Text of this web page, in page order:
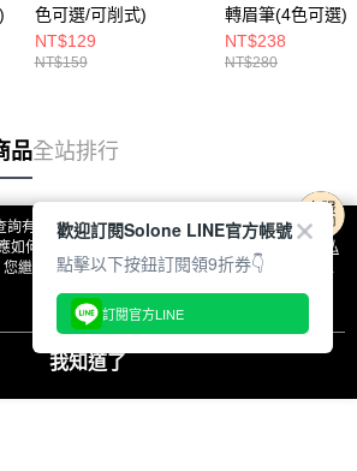
色可選/可削式)
NT$129
NT$159
轉眉筆(4色可選)
NT$238
NT$280
品全站排行
有關本網站使用 cookie 方式之詳情，及若您不希
如何變更電腦的 cookie 設定，請參閱本網站「
隱私
繼續使用本網站即表示您同意本公司得按本網站使
。
我知道了
歡迎訂閱Solone LINE官方帳號
點擊以下按鈕訂閱領9折券👇
訂閱官方LINE